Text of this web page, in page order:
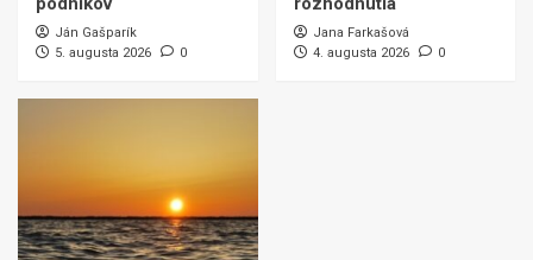
Ján Gašparík
5. augusta 2026
0
Jana Farkašová
4. augusta 2026
0